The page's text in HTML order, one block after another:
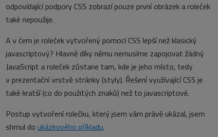
odpovídající podpory CSS zobrazí pouze první obrázek a roleček
také nepoužije.
A v čem je roleček vytvořený pomocí CSS lepší než klasický
javascriptový? Hlavně díky němu nemusíme zapojovat žádný
JavaScript a roleček zůstane tam, kde je jeho místo, tedy
v prezentační vrstvě stránky (styly). Řešení využívající CSS je
také kratší (co do použitých znaků) než to javascriptové.
Postup vytvoření rolečku, který jsem vám právě ukázal, jsem
shrnul do ukázkového příkladu.